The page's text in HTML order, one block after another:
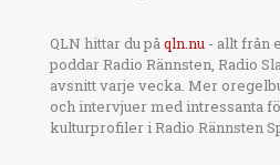
QLN hittar du på qln.nu - allt från
poddar Radio Rännsten, Radio
avsnitt varje vecka. Mer
och intervjuer med intressanta
kulturprofiler i Radio Rännsten